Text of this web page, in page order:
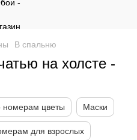
В спальню
на холсте -
номерам цветы Маски
для взрослых